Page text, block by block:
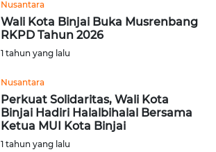
Nusantara
Wali Kota Binjai Buka Musrenbang
RKPD Tahun 2026
1 tahun yang lalu
Nusantara
Perkuat Solidaritas, Wali Kota
Binjai Hadiri Halalbihalal Bersama
Ketua MUI Kota Binjai
1 tahun yang lalu